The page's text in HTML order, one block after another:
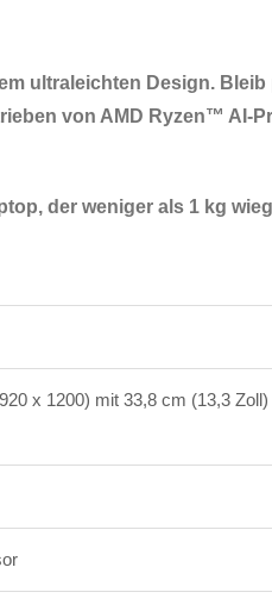
ultraleichten Design.
von AMD Ryzen™ AI-
der weniger als 1 kg
x 1200) mit 33,8 cm (13,3